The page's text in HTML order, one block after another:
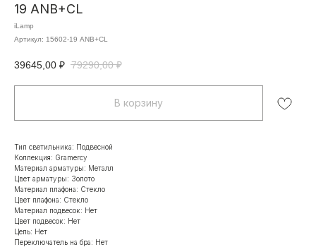
19 ANB+CL
iLamp
Артикул: 15602-19 ANB+CL
39645,00 ₽ 79290,00 ₽
В корзину
Тип светильника: Подвесной
Коллекция: Gramercy
Материал арматуры: Металл
Цвет арматуры: Золото
Материал плафона: Стекло
Цвет плафона: Стекло
Материал подвесок: Нет
Цвет подвесок: Нет
Цепь: Нет
Переключатель на бра: Нет